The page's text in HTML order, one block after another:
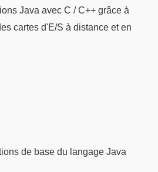
Java avec C / C++ grâce à
cartes d'E/S à distance et en
de base du langage Java